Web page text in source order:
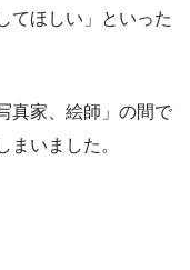
てほしい」といった
真家、絵師」の間で
いました。